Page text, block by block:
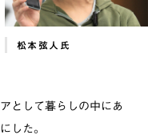
松本弦人氏
として暮らしの中にあ
した。